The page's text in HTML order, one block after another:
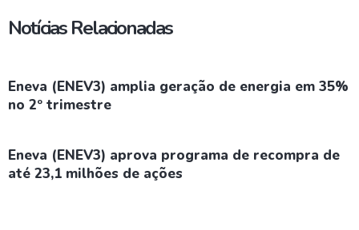
Notícias Relacionadas
Eneva (ENEV3) amplia geração de energia em 35%
no 2º trimestre
Eneva (ENEV3) aprova programa de recompra de
até 23,1 milhões de ações